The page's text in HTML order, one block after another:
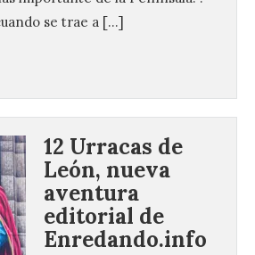
se trae a […]
12 Urracas de
León, nueva
aventura
editorial de
Enredando.info